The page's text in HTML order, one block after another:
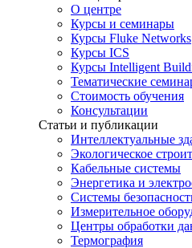
О центре
Курсы и семинары
Курсы Fluke Networks
Курсы ICS
Курсы Intelligent
Тематические
Стоимость обучения
Консультации
Статьи и публикации
Интеллектуальные
Экологическое
Кабельные системы
Энергетика и
Системы
Измерительное
Центры обработки
Термография